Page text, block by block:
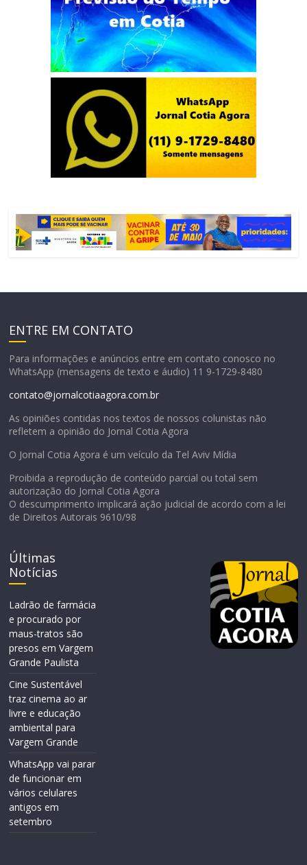
ENTRE EM CONTATO
Para informações e anúncios entre em contato conosco no
WhatsApp (mensagens de texto e áudio) 11 9-1729-8480
contato@jornalcotiaagora.com.br
As opiniões contidas nos textos de nossos colunistas não
refletem a opinião do Jornal Cotia Agora
O Jornal Cotia Agora é um veículo da Tel Aviv Mídia
Proibida a reprodução de conteúdo parcial ou total sem
autorização do Jornal Cotia Agora
O descumprimento implicará ação judicial de acordo com a lei
de Direitos Autorais 9610/98
Últimas
Notícias
Ladrão de farmácia
e procurado por
maus-tratos são
presos em Vargem
Grande Paulista
Cine Sustentável
traz cinema ao ar
livre e educação
ambiental para
Vargem Grande
WhatsApp vai parar
de funcionar em
vários celulares
antigos em
setembro